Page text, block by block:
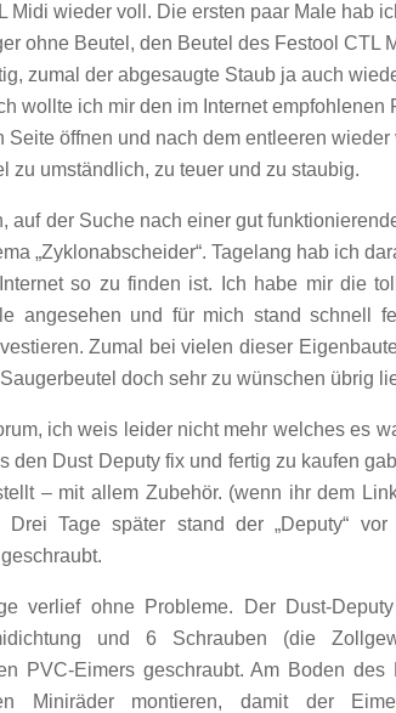
Midi wieder voll. Die ersten paar Male hab
ohne Beutel, den Beutel des Festool CTL
zumal der abgesaugte Staub ja auch
wollte ich mir den im Internet empfohlenen
Seite öffnen und nach dem entleeren
zu umständlich, zu teuer und zu staubig.
auf der Suche nach einer gut
„Zyklonabscheider“. Tagelang hab ich
so zu finden ist. Ich habe mir die
angesehen und für mich stand schnell
Zumal bei vielen dieser
doch sehr zu wünschen übrig
ich weis leider nicht mehr welches es
den Dust Deputy fix und fertig zu kaufen
– mit allem Zubehör. (wenn ihr dem
Drei Tage später stand der „Deputy“
verlief ohne Probleme. Der Dust-
und 6 Schrauben (die
PVC-Eimers geschraubt. Am Boden
Miniräder montieren, damit der